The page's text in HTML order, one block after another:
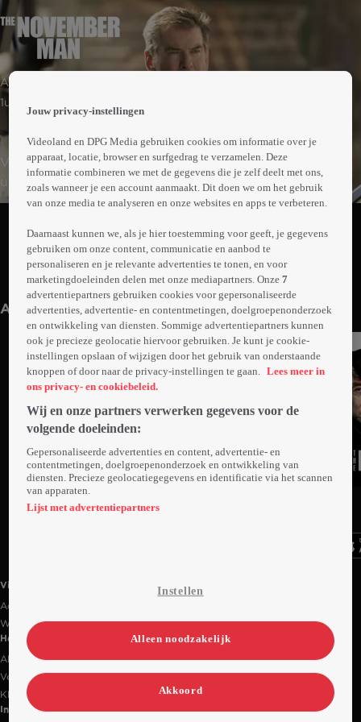
Actie | Thriller
1uur43min
Voormalig CIA-agent Devereaux moet voor een
undercoveroperatie een Russische agente het land uit
smokkelen. Tijdens zijn missie stuit Devereaux op een
Als hij de waarheid probeert te ontrafelen, komt hij
lijnrecht tegenover een oude vriend te staan. De enige
die Devereaux nog kan vertrouwen, is een mysterieuze
advocate.
Abonneren op Videoland
Meer
info
Anderen kijken ook
Ga
naar
Videoland
Actiecode
Werken bij RTL
Handige links
Alle films & series
Veelgestelde vragen
Klantenservice
Informatie
Jouw privacy-instellingen
Videoland en DPG Media gebruiken cookies om informatie over je
apparaat, locatie, browser en surfgedrag te verzamelen. Deze
informatie combineren we met de gegevens die je zelf deelt met ons,
zoals wanneer je een account aanmaakt. Dit doen we om het gebruik
van onze media te analyseren en onze websites en apps te verbeteren.
Daarnaast kunnen we, als je hier toestemming voor geeft, je gegevens
gebruiken om onze content, communicatie en aanbod te
personaliseren en je relevante advertenties te tonen, en voor
marketingdoeleinden delen met onze mediapartners. Onze7
advertentiepartners gebruiken cookies voor gepersonaliseerde
advertenties, advertentie- en contentmetingen, doelgroepenonderzoek
en ontwikkeling van diensten. Sommige advertentiepartners kunnen
ook je precieze geolocatie hiervoor gebruiken. Je kunt je cookie-
instellingen opslaan of wijzigen door het gebruik van onderstaande
knoppen of door naar de privacy-instellingen te gaan.
Lees meer in
ons privacy- en cookiebeleid.
Wij en onze partners verwerken gegevens voor de
volgende doeleinden:
Gepersonaliseerde advertenties en content, advertentie- en
contentmetingen, doelgroepenonderzoek en ontwikkeling van
diensten. Precieze geolocatiegegevens en identificatie via het scannen
van apparaten.
Lijst met advertentiepartners
Instellen
Alleen noodzakelijk
Akkoord